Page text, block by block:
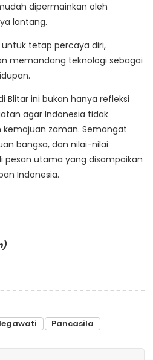
dipermainkan oleh
lantang.
tetap percaya diri,
memandang teknologi sebagai
Blitar ini bukan hanya refleksi
agar Indonesia tidak
zaman. Semangat
bangsa, dan nilai-nilai
pesan utama yang disampaikan
Indonesia.
Pancasila